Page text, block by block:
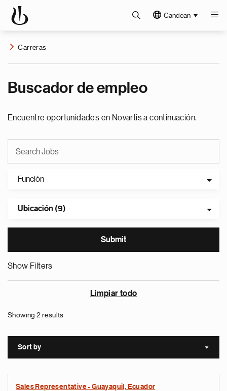
Candean
Carreras
Buscador de empleo
Encuentre oportunidades en Novartis a continuación.
Función
Ubicación (9)
Show Filters
Limpiar todo
Showing 2 results
Sort by Sort
Sales Representative - Guayaquil, Ecuador